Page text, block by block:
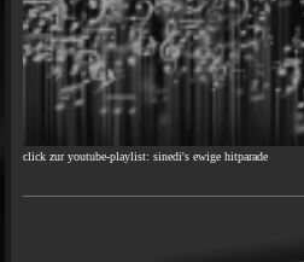
click zur youtube-playlist: sinedi's ewige hitparade